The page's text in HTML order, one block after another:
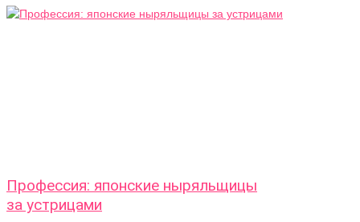
Профессия: японские ныряльщицы
за устрицами